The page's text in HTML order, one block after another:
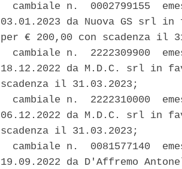
cambiale n.  0002799155
03.01.2023 da Nuova GS srl
per € 200,00 con scadenza il
cambiale n.  2222309900
18.12.2022 da M.D.C. srl in
scadenza il 31.03.2023;
cambiale n.  2222310000
06.12.2022 da M.D.C. srl in
scadenza il 31.03.2023;
cambiale n.  0081577140
19.09.2022 da D'Affremo